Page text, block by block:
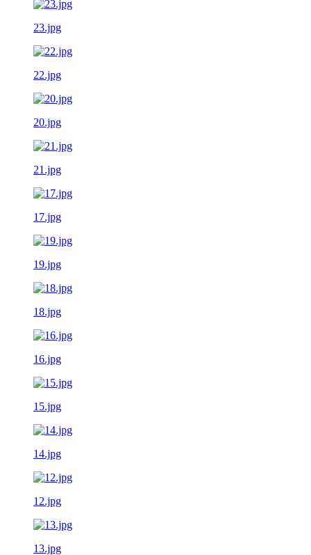
23.jpg
22.jpg
20.jpg
21.jpg
17.jpg
19.jpg
18.jpg
16.jpg
15.jpg
14.jpg
12.jpg
13.jpg